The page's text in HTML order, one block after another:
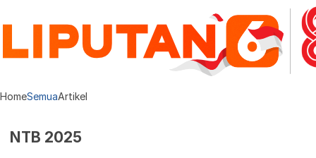
HomeSemuaArtikel
NTB 2025